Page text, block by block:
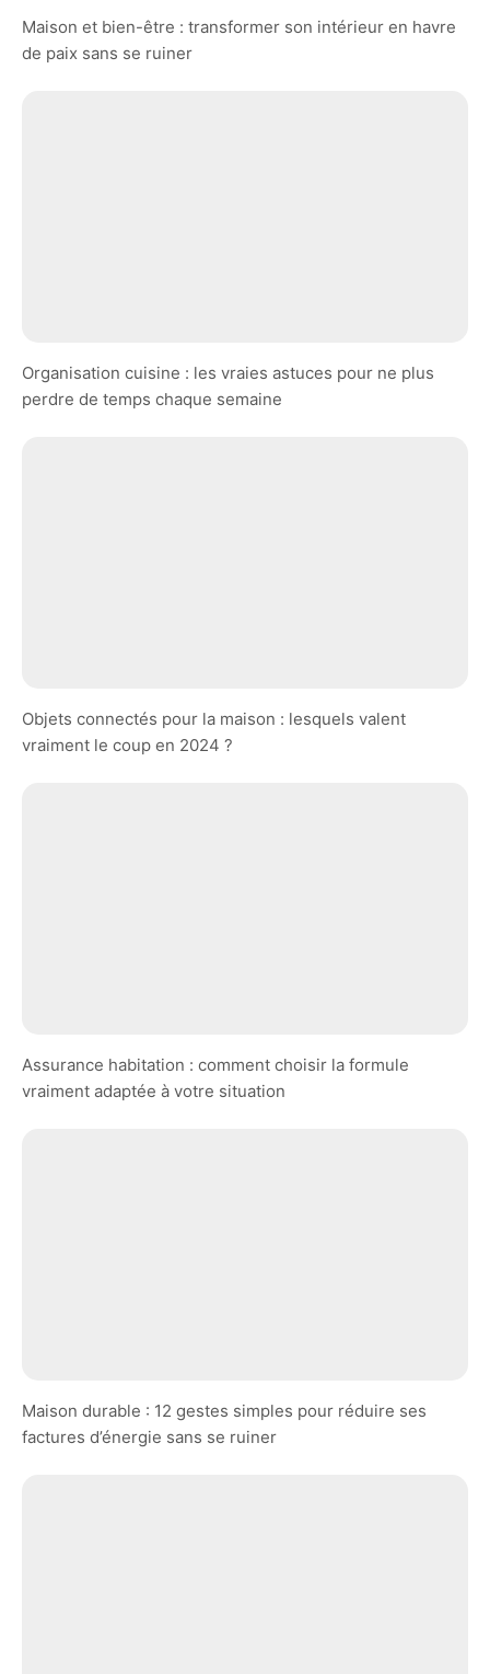
Maison et bien-être : transformer son intérieur en havre
de paix sans se ruiner
Organisation cuisine : les vraies astuces pour ne plus
perdre de temps chaque semaine
Objets connectés pour la maison : lesquels valent
vraiment le coup en 2024 ?
Assurance habitation : comment choisir la formule
vraiment adaptée à votre situation
Maison durable : 12 gestes simples pour réduire ses
factures d’énergie sans se ruiner